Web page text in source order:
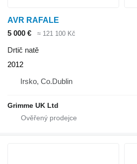
AVR RAFALE
5 000 €
≈ 121 100 Kč
Drtič natě
2012
Irsko, Co.Dublin
Grimme UK Ltd